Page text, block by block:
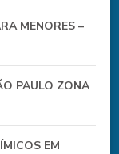
MENORES –
PAULO ZONA
EM